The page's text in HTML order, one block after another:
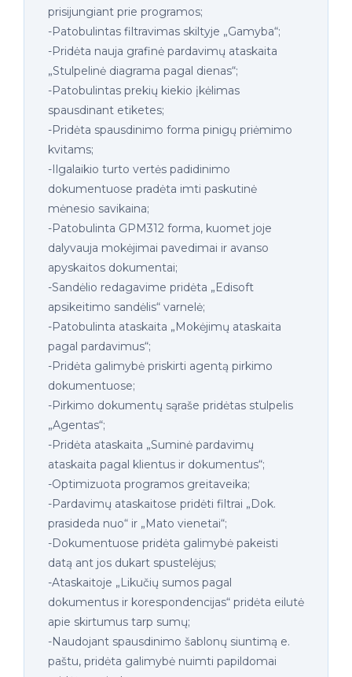
prisijungiant prie programos;
-Patobulintas filtravimas skiltyje „Gamyba“;
-Pridėta nauja grafinė pardavimų ataskaita
„Stulpelinė diagrama pagal dienas“;
-Patobulintas prekių kiekio įkėlimas
spausdinant etiketes;
-Pridėta spausdinimo forma pinigų priėmimo
kvitams;
-Ilgalaikio turto vertės padidinimo
dokumentuose pradėta imti paskutinė
mėnesio savikaina;
-Patobulinta GPM312 forma, kuomet joje
dalyvauja mokėjimai pavedimai ir avanso
apyskaitos dokumentai;
-Sandėlio redagavime pridėta „Edisoft
apsikeitimo sandėlis“ varnelė;
-Patobulinta ataskaita „Mokėjimų ataskaita
pagal pardavimus“;
-Pridėta galimybė priskirti agentą pirkimo
dokumentuose;
-Pirkimo dokumentų sąraše pridėtas stulpelis
„Agentas“;
-Pridėta ataskaita „Suminė pardavimų
ataskaita pagal klientus ir dokumentus“;
-Optimizuota programos greitaveika;
-Pardavimų ataskaitose pridėti filtrai „Dok.
prasideda nuo“ ir „Mato vienetai“;
-Dokumentuose pridėta galimybė pakeisti
datą ant jos dukart spustelėjus;
-Ataskaitoje „Likučių sumos pagal
dokumentus ir korespondencijas“ pridėta eilutė
apie skirtumus tarp sumų;
-Naudojant spausdinimo šablonų siuntimą e.
paštu, pridėta galimybė nuimti papildomai